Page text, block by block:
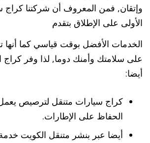
وإتقان, فمن المعروف أن شركتنا كراج
الأولى على الإطلاق بتقدم
الخدمات الأفضل بوقت قياسي كما أنها
على سلامتك وأمنك دوما, لذا وفر
أيضا:
كراج سيارات متنقل لترصيص
الحفاظ على الإطارات.
أيضا عبر بنشر متنقل الكويت